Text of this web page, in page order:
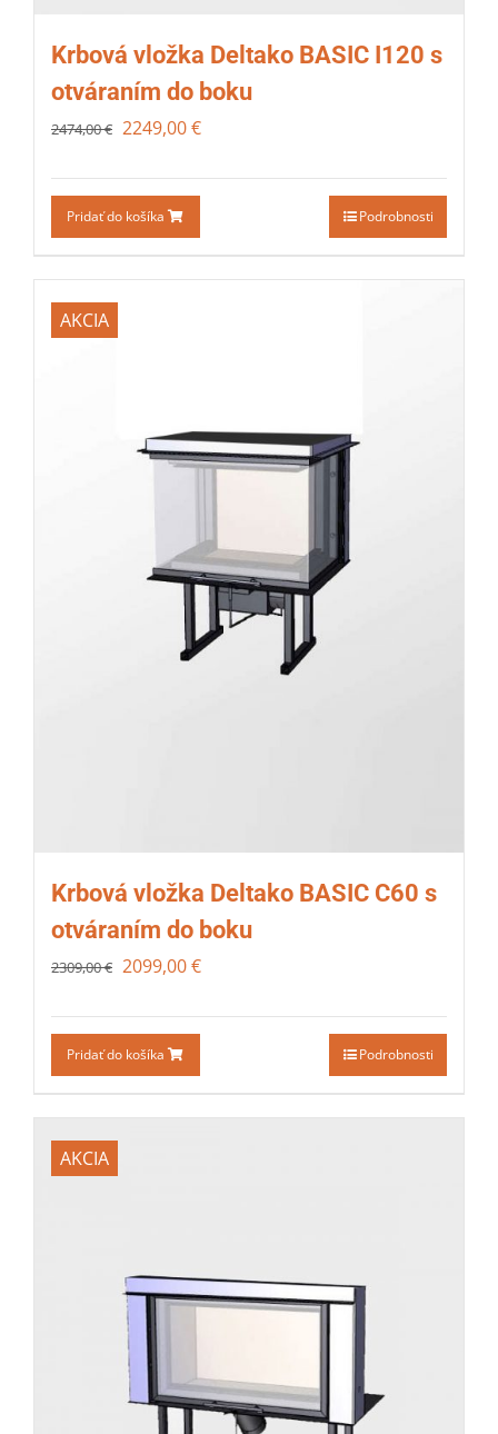
Krbová vložka Deltako BASIC I120 s
otváraním do boku
2474,00€ 2249,00€
Pridať do košíka Podrobnosti
AKCIA
Krbová vložka Deltako BASIC C60 s
otváraním do boku
2309,00€ 2099,00€
Pridať do košíka Podrobnosti
AKCIA